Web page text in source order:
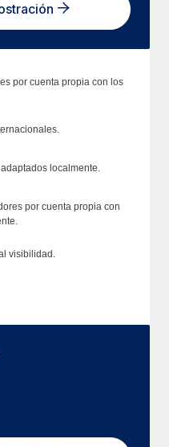
por cuenta propia con los
localmente.
por cuenta propia con
visibilidad.